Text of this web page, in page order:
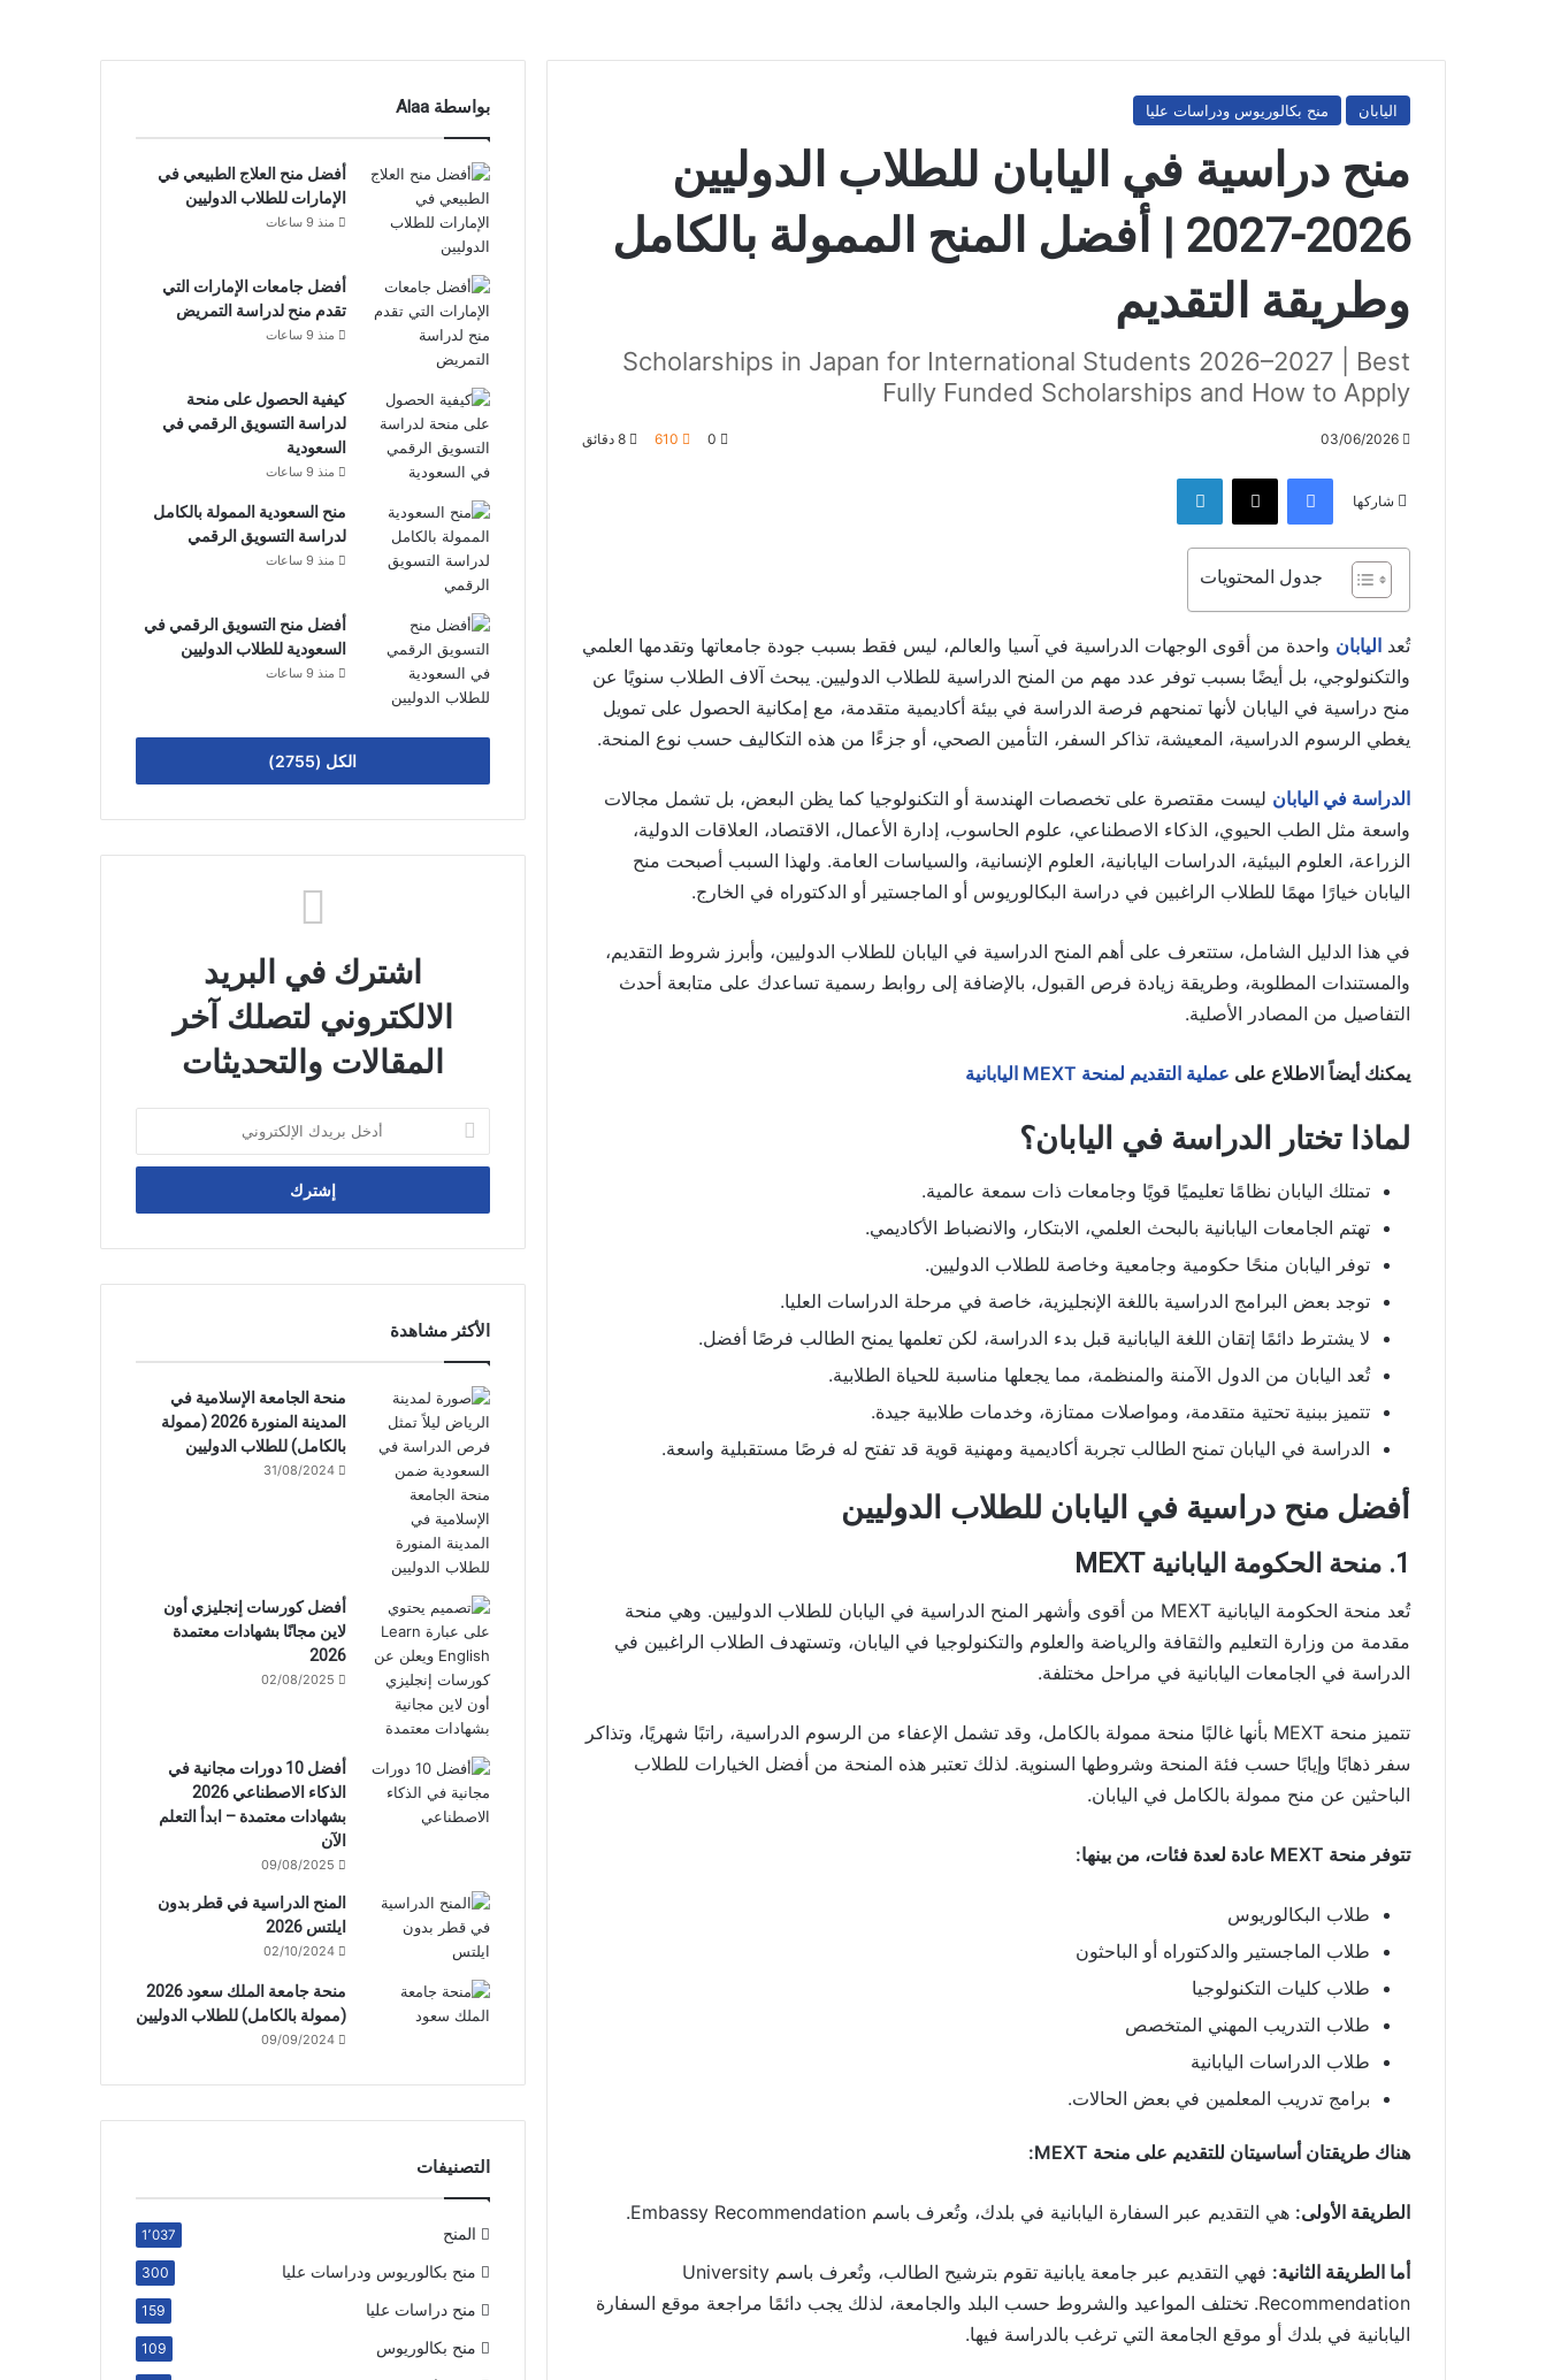
اليابان منح بكالوريوس ودراسات عليا
منح دراسية في اليابان للطلاب الدوليين
2026-2027 | أفضل المنح الممولة بالكامل
وطريقة التقديم
Scholarships in Japan for International Students 2026–2027 | Best
Fully Funded Scholarships and How to Apply
03/06/2026
0
610
شاركها
فيسبوك ‫X لينكدإن
جدول المحتويات
تُعد اليابان واحدة من أقوى الوجهات الدراسية في آسيا والعالم، ليس فقط بسبب جودة جامعاتها وتقدمها العلمي
والتكنولوجي، بل أيضًا بسبب توفر عدد مهم من المنح الدراسية للطلاب الدوليين. يبحث آلاف الطلاب سنويًا عن
منح دراسية في اليابان لأنها تمنحهم فرصة الدراسة في بيئة أكاديمية متقدمة، مع إمكانية الحصول على تمويل
يغطي الرسوم الدراسية، المعيشة، تذاكر السفر، التأمين الصحي، أو جزءًا من هذه التكاليف حسب نوع المنحة.
الدراسة في اليابان ليست مقتصرة على تخصصات الهندسة أو التكنولوجيا كما يظن البعض، بل تشمل مجالات
واسعة مثل الطب الحيوي، الذكاء الاصطناعي، علوم الحاسوب، إدارة الأعمال، الاقتصاد، العلاقات الدولية،
الزراعة، العلوم البيئية، الدراسات اليابانية، العلوم الإنسانية، والسياسات العامة. ولهذا السبب أصبحت منح
اليابان خيارًا مهمًا للطلاب الراغبين في دراسة البكالوريوس أو الماجستير أو الدكتوراه في الخارج.
في هذا الدليل الشامل، ستتعرف على أهم المنح الدراسية في اليابان للطلاب الدوليين، وأبرز شروط التقديم،
والمستندات المطلوبة، وطريقة زيادة فرص القبول، بالإضافة إلى روابط رسمية تساعدك على متابعة أحدث
التفاصيل من المصادر الأصلية.
يمكنك أيضاً الاطلاع على عملية التقديم لمنحة MEXT اليابانية
لماذا تختار الدراسة في اليابان؟
تمتلك اليابان نظامًا تعليميًا قويًا وجامعات ذات سمعة عالمية.
تهتم الجامعات اليابانية بالبحث العلمي، الابتكار، والانضباط الأكاديمي.
توفر اليابان منحًا حكومية وجامعية وخاصة للطلاب الدوليين.
توجد بعض البرامج الدراسية باللغة الإنجليزية، خاصة في مرحلة الدراسات العليا.
لا يشترط دائمًا إتقان اللغة اليابانية قبل بدء الدراسة، لكن تعلمها يمنح الطالب فرصًا أفضل.
تُعد اليابان من الدول الآمنة والمنظمة، مما يجعلها مناسبة للحياة الطلابية.
تتميز ببنية تحتية متقدمة، ومواصلات ممتازة، وخدمات طلابية جيدة.
الدراسة في اليابان تمنح الطالب تجربة أكاديمية ومهنية قوية قد تفتح له فرصًا مستقبلية واسعة.
أفضل منح دراسية في اليابان للطلاب الدوليين
1. منحة الحكومة اليابانية MEXT
تُعد منحة الحكومة اليابانية MEXT من أقوى وأشهر المنح الدراسية في اليابان للطلاب الدوليين. وهي منحة
مقدمة من وزارة التعليم والثقافة والرياضة والعلوم والتكنولوجيا في اليابان، وتستهدف الطلاب الراغبين في
الدراسة في الجامعات اليابانية في مراحل مختلفة.
تتميز منحة MEXT بأنها غالبًا منحة ممولة بالكامل، وقد تشمل الإعفاء من الرسوم الدراسية، راتبًا شهريًا، وتذاكر
سفر ذهابًا وإيابًا حسب فئة المنحة وشروطها السنوية. لذلك تعتبر هذه المنحة من أفضل الخيارات للطلاب
الباحثين عن منح ممولة بالكامل في اليابان.
تتوفر منحة MEXT عادة لعدة فئات، من بينها:
طلاب البكالوريوس
طلاب الماجستير والدكتوراه أو الباحثون
طلاب كليات التكنولوجيا
طلاب التدريب المهني المتخصص
طلاب الدراسات اليابانية
برامج تدريب المعلمين في بعض الحالات.
هناك طريقتان أساسيتان للتقديم على منحة MEXT:
الطريقة الأولى: هي التقديم عبر السفارة اليابانية في بلدك، وتُعرف باسم Embassy Recommendation.
أما الطريقة الثانية:
فهي التقديم عبر جامعة يابانية تقوم بترشيح الطالب، وتُعرف باسم University
Recommendation. تختلف المواعيد والشروط حسب البلد والجامعة، لذلك يجب دائمًا مراجعة موقع السفارة
اليابانية في بلدك أو موقع الجامعة التي ترغب بالدراسة فيها.
بواسطة Alaa
أفضل منح العلاج الطبيعي في
الإمارات للطلاب الدوليين
منذ 9 ساعات
أفضل جامعات الإمارات التي
تقدم منح لدراسة التمريض
منذ 9 ساعات
كيفية الحصول على منحة
لدراسة التسويق الرقمي في
السعودية
منذ 9 ساعات
منح السعودية الممولة بالكامل
لدراسة التسويق الرقمي
منذ 9 ساعات
أفضل منح التسويق الرقمي في
السعودية للطلاب الدوليين
منذ 9 ساعات
الكل (2755)
اشترك في البريد
الالكتروني لتصلك آخر
المقالات والتحديثات
بريدك
الإلكتروني
الأكثر مشاهدة
منحة الجامعة الإسلامية في
المدينة المنورة 2026 (ممولة
بالكامل) للطلاب الدوليين
31/08/2024
أفضل كورسات إنجليزي أون
لاين مجانًا بشهادات معتمدة
2026
02/08/2025
أفضل 10 دورات مجانية في
الذكاء الاصطناعي 2026
بشهادات معتمدة – ابدأ التعلم
الآن
09/08/2025
المنح الدراسية في قطر بدون
ايلتس 2026
02/10/2024
منحة جامعة الملك سعود 2026
(ممولة بالكامل) للطلاب الدوليين
09/09/2024
التصنيفات
المنح 1٬037
منح بكالوريوس ودراسات عليا 300
منح دراسات عليا 159
منح بكالوريوس 109